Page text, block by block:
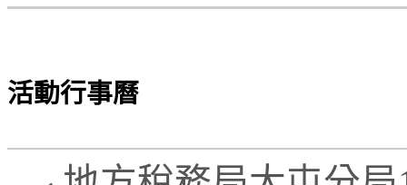
活動行事曆